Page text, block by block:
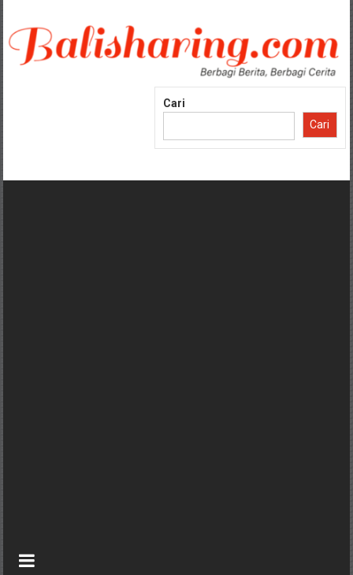
konten
Cari
Cari